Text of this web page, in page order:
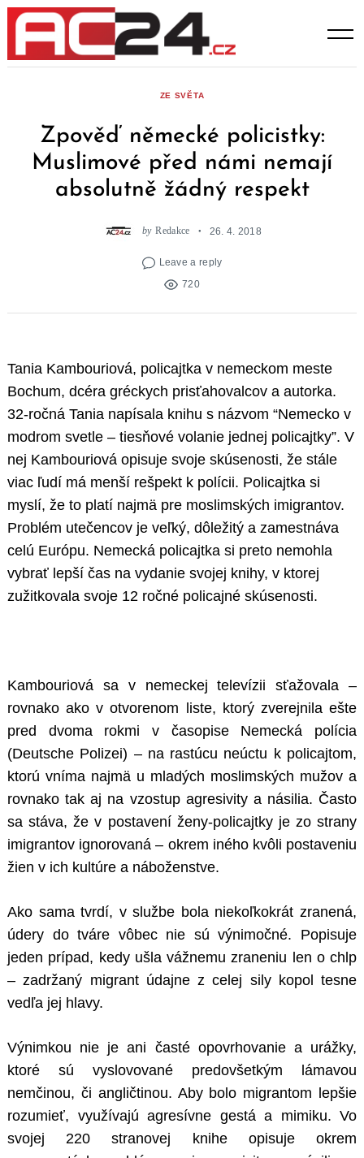
Skip
content
ZE SVĚTA
Zpověď německé policistky:
Muslimové před námi nemají
absolutně žádný respekt
by Redakce 26. 4. 2018
Leave a reply
720
Tania Kambouriová, policajtka v nemeckom meste
Bochum, dcéra gréckych prisťahovalcov a autorka.
32-ročná Tania napísala knihu s názvom “Nemecko v
modrom svetle – tiesňové volanie jednej policajtky”. V
nej Kambouriová opisuje svoje skúsenosti, že stále
viac ľudí má menší rešpekt k polícii. Policajtka si
myslí, že to platí najmä pre moslimských imigrantov.
Problém utečencov je veľký, dôležitý a zamestnáva
celú Európu. Nemecká policajtka si preto nemohla
vybrať lepší čas na vydanie svojej knihy, v ktorej
zužitkovala svoje 12 ročné policajné skúsenosti.
Kambouriová sa v nemeckej televízii sťažovala –
rovnako ako v otvorenom liste, ktorý zverejnila ešte
pred dvoma rokmi v časopise Nemecká polícia
(Deutsche Polizei) – na rastúcu neúctu k policajtom,
ktorú vníma najmä u mladých moslimských mužov a
rovnako tak aj na vzostup agresivity a násilia. Často
sa stáva, že v postavení ženy-policajtky je zo strany
imigrantov ignorovaná – okrem iného kvôli postaveniu
žien v ich kultúre a náboženstve.
Ako sama tvrdí, v službe bola niekoľkokrát zranená,
údery do tváre vôbec nie sú výnimočné. Popisuje
jeden prípad, kedy ušla vážnemu zraneniu len o chlp
– zadržaný migrant údajne z celej sily kopol tesne
vedľa jej hlavy.
Výnimkou nie je ani časté opovrhovanie a urážky,
ktoré sú vyslovované predovšetkým lámavou
nemčinou, či angličtinou. Aby bolo migrantom lepšie
rozumieť, využívajú agresívne gestá a mimiku. Vo
svojej 220 stranovej knihe opisuje okrem